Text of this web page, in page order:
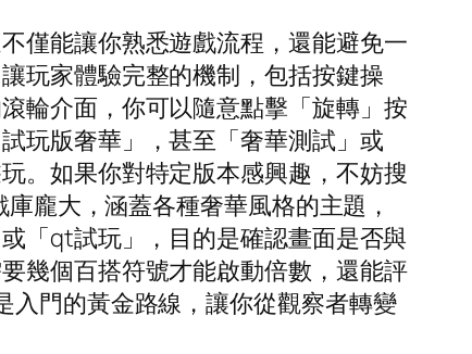
僅能讓你熟悉遊戲流程，還能避免一
玩家體驗完整的機制，包括按鍵操
輪介面，你可以隨意點擊「旋轉」按
玩版奢華」，甚至「奢華測試」或
。如果你對特定版本感興趣，不妨搜
龐大，涵蓋各種奢華風格的主題，
「qt試玩」，目的是確認畫面是否與
幾個百搭符號才能啟動倍數，還能評
門的黃金路線，讓你從觀察者轉變